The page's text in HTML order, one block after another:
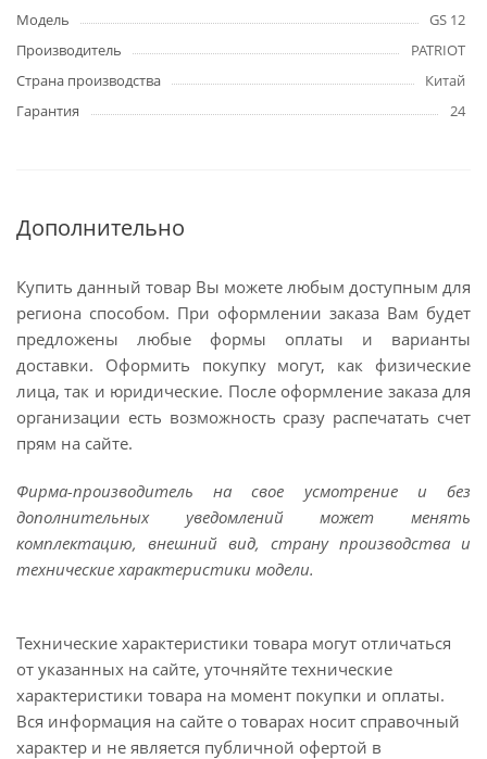
Модель
GS 12
Производитель
PATRIOT
Страна производства
Китай
Гарантия
24
Дополнительно
Купить данный товар Вы можете любым доступным для
региона способом. При оформлении заказа Вам будет
предложены любые формы оплаты и варианты
доставки. Оформить покупку могут, как физические
лица, так и юридические. После оформление заказа для
организации есть возможность сразу распечатать счет
прям на сайте.
Фирма-производитель на свое усмотрение и без
дополнительных уведомлений может менять
комплектацию, внешний вид, страну производства и
технические характеристики модели.
Технические характеристики товара могут отличаться
от указанных на сайте, уточняйте технические
характеристики товара на момент покупки и оплаты.
Вся информация на сайте о товарах носит справочный
характер и не является публичной офертой в